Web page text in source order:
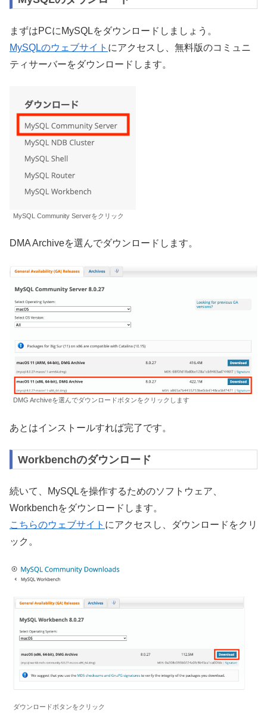
まずはPCにMySQLをダウンロードしましょう。
MySQLのウェブサイト にアクセスし、無料版のコミュニ
ティサーバーをダウンロードします。
MySQL Community Serverをクリック
DMA Archiveを選んでダウンロードします。
DMG Archiveを選んでダウンロードボタンをクリックします
あとはインストールすれば完了です。
Workbenchのダウンロード
続いて、MySQLを操作するためのソフトウェア、
Workbenchをダウンロードします。
こちらのウェブサイト にアクセスし、ダウンロードをクリ
ック。
ダウンロードボタンをクリック